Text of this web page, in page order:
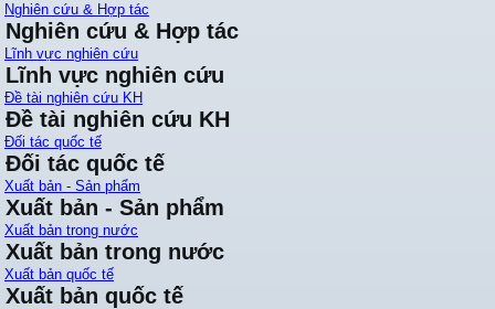
Nghiên cứu & Hợp tác
Nghiên cứu & Hợp tác
Lĩnh vực nghiên cứu
Lĩnh vực nghiên cứu
Đề tài nghiên cứu KH
Đề tài nghiên cứu KH
Đối tác quốc tế
Đối tác quốc tế
Xuất bản - Sản phẩm
Xuất bản - Sản phẩm
Xuất bản trong nước
Xuất bản trong nước
Xuất bản quốc tế
Xuất bản quốc tế